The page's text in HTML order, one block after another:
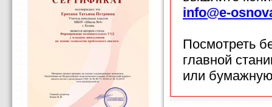
info@e-
Посмотреть
главной
или